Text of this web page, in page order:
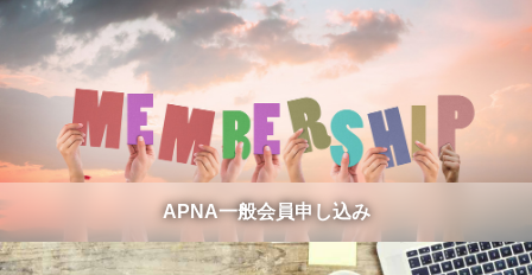
APNA一般会員申し込み